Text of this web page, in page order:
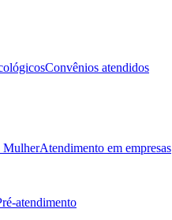
Convênios atendidos
MulherAtendimento em empresas
atendimento